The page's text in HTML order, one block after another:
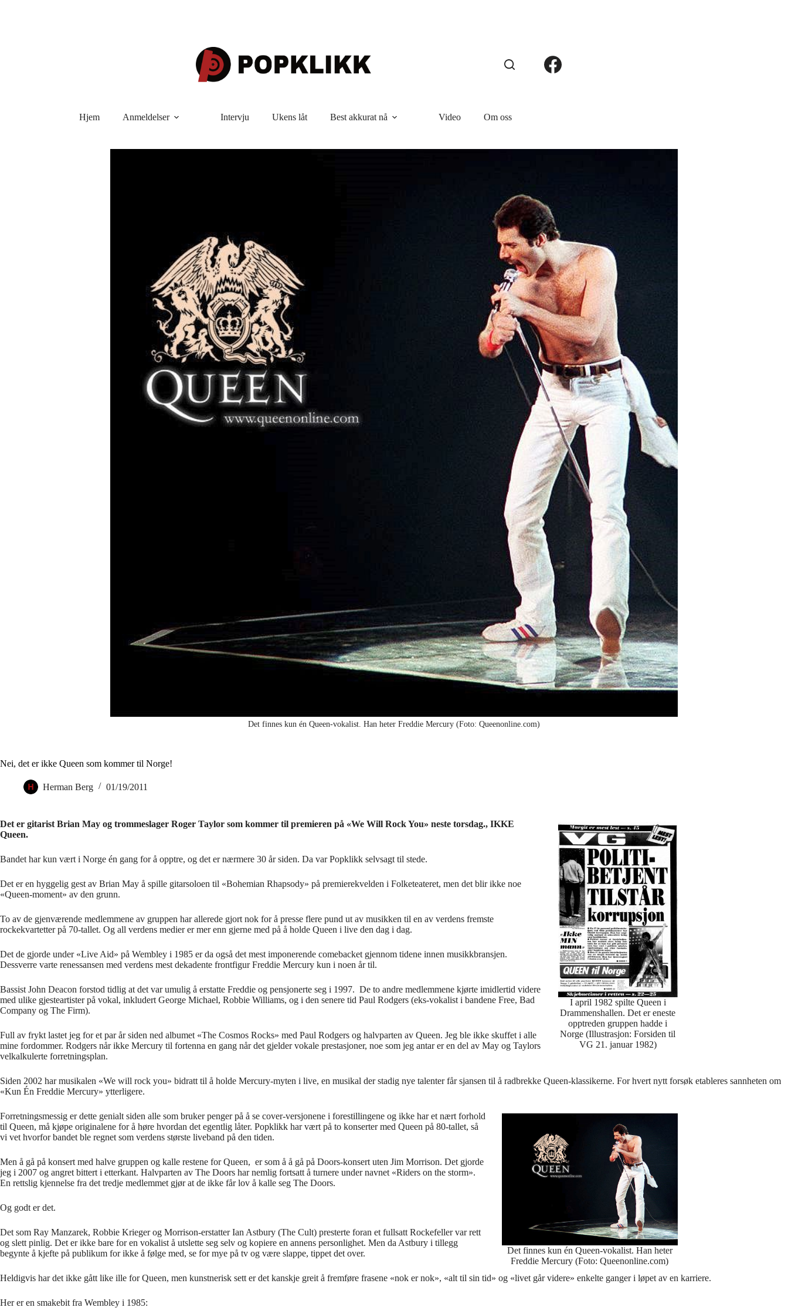
Hjem Anmeldelser Intervju Ukens låt Best akkurat nå Video Om oss
Det finnes kun én Queen-vokalist. Han heter Freddie Mercury (Foto: Queenonline.com)
Nei, det er ikke Queen som kommer til Norge!
Herman Berg 01/19/2011
I april 1982 spilte Queen i
Drammenshallen. Det er eneste
opptreden gruppen hadde i
Norge (Illustrasjon: Forsiden til
VG 21. januar 1982)
Det er gitarist Brian May og trommeslager Roger Taylor som kommer til premieren på «We Will Rock You» neste torsdag., IKKE
Queen.
Bandet har kun vært i Norge én gang for å opptre, og det er nærmere 30 år siden. Da var Popklikk selvsagt til stede.
Det er en hyggelig gest av Brian May å spille gitarsoloen til «Bohemian Rhapsody» på premierekvelden i Folketeateret, men det blir ikke noe
«Queen-moment» av den grunn.
To av de gjenværende medlemmene av gruppen har allerede gjort nok for å presse flere pund ut av musikken til en av verdens fremste
rockekvartetter på 70-tallet. Og all verdens medier er mer enn gjerne med på å holde Queen i live den dag i dag.
Det de gjorde under «Live Aid» på Wembley i 1985 er da også det mest imponerende comebacket gjennom tidene innen musikkbransjen.
Dessverre varte renessansen med verdens mest dekadente frontfigur Freddie Mercury kun i noen år til.
Bassist John Deacon forstod tidlig at det var umulig å erstatte Freddie og pensjonerte seg i 1997. De to andre medlemmene kjørte imidlertid videre
med ulike gjesteartister på vokal, inkludert George Michael, Robbie Williams, og i den senere tid Paul Rodgers (eks-vokalist i bandene Free, Bad
Company og The Firm).
Full av frykt lastet jeg for et par år siden ned albumet «The Cosmos Rocks» med Paul Rodgers og halvparten av Queen. Jeg ble ikke skuffet i alle
mine fordommer. Rodgers når ikke Mercury til fortenna en gang når det gjelder vokale prestasjoner, noe som jeg antar er en del av May og Taylors
velkalkulerte forretningsplan.
Siden 2002 har musikalen «We will rock you» bidratt til å holde Mercury-myten i live, en musikal der stadig nye talenter får sjansen til å radbrekke Queen-klassikerne. For hvert nytt forsøk etableres sannheten om
«Kun Én Freddie Mercury» ytterligere.
Det finnes kun én Queen-vokalist. Han heter
Freddie Mercury (Foto: Queenonline.com)
Forretningsmessig er dette genialt siden alle som bruker penger på å se cover-versjonene i forestillingene og ikke har et nært forhold
til Queen, må kjøpe originalene for å høre hvordan det egentlig låter. Popklikk har vært på to konserter med Queen på 80-tallet, så
vi vet hvorfor bandet ble regnet som verdens største liveband på den tiden.
Men å gå på konsert med halve gruppen og kalle restene for Queen, er som å å gå på Doors-konsert uten Jim Morrison. Det gjorde
jeg i 2007 og angret bittert i etterkant. Halvparten av The Doors har nemlig fortsatt å turnere under navnet «Riders on the storm».
En rettslig kjennelse fra det tredje medlemmet gjør at de ikke får lov å kalle seg The Doors.
Og godt er det.
Det som Ray Manzarek, Robbie Krieger og Morrison-erstatter Ian Astbury (The Cult) presterte foran et fullsatt Rockefeller var rett
og slett pinlig. Det er ikke bare for en vokalist å utslette seg selv og kopiere en annens personlighet. Men da Astbury i tillegg
begynte å kjefte på publikum for ikke å følge med, se for mye på tv og være slappe, tippet det over.
Heldigvis har det ikke gått like ille for Queen, men kunstnerisk sett er det kanskje greit å fremføre frasene «nok er nok», «alt til sin tid» og «livet går videre» enkelte ganger i løpet av en karriere.
Her er en smakebit fra Wembley i 1985: